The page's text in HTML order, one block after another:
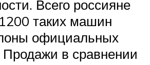
Всего россияне
таких машин
официальных
в сравнении